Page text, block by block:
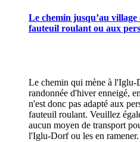
Le chemin jusqu’au village
fauteuil roulant ou aux
Le chemin qui mène à l'Iglu-
randonnée d'hiver enneigé,
n'est donc pas adapté aux
fauteuil roulant. Veuillez
aucun moyen de transport
l'Iglu-Dorf ou les en ramener.